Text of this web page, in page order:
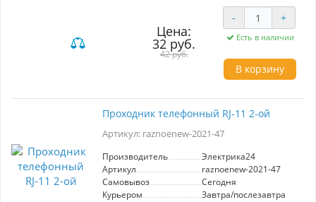
светодиодных лент. Идеален для создания
гибких и эстетичных осветительных решений,
данный коннектор гарантирует стабильность
и долговечность соединений. Легкая
установка без необходимости в пайке делает
его удобным выбором для домашних и
профессиональных проектов.
Цена:
32 руб.
42 руб.
- +
Есть в наличии
В корзину
Проходник телефонный RJ-11 2-ой
Артикул: raznoenew-2021-47
Производитель
Электрика24
Артикул
raznoenew-2021-47
Самовывоз
Сегодня
Курьером
Завтра/послезавтра